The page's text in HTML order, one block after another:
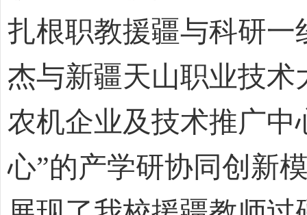
扎根职教援疆与科研
杰与新疆天山职业技
农机企业及技术推广中
心”的产学研协同创新